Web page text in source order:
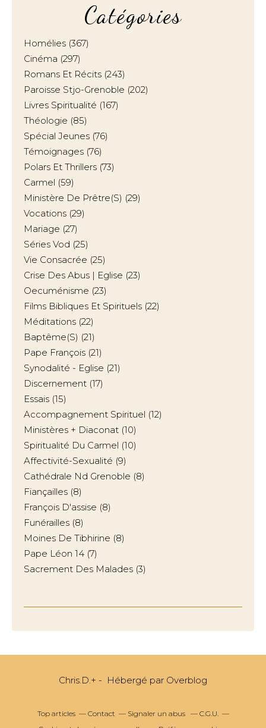
Catégories
Homélies (367)
Cinéma (297)
Romans Et Récits (243)
Paroisse Stjo-Grenoble (202)
Livres Spiritualité (167)
Théologie (85)
Spécial Jeunes (76)
Témoignages (76)
Polars Et Thrillers (73)
Carmel (59)
Ministère De Prêtre(s) (29)
Vocations (29)
Mariage (27)
Séries Vod (25)
Vie Consacrée (25)
Crise Des Abus | Eglise (23)
Oecuménisme (23)
Films Bibliques Et Spirituels (22)
Méditations (22)
Baptême(s) (21)
Pape François (21)
Synodalité - Eglise (21)
Discernement (17)
Essais (15)
Accompagnement Spirituel (12)
Ministères + Diaconat (10)
Spiritualité Du Carmel (10)
Affectivité-Sexualité (9)
Cathédrale Nd Grenoble (8)
Fiançailles (8)
François D'assise (8)
Funérailles (8)
Moines De Tibhirine (8)
Pape Léon 14 (7)
Sacrement Des Malades (3)
Chris.D.+ - Hébergé par Overblog
Top articles Contact Signaler un abus
C.G.U.